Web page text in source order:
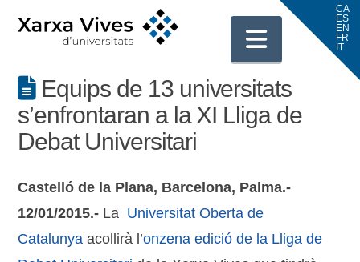
Equips de 13 universitats
s’enfrontaran a la XI Lliga de
Debat Universitari
Castelló de la Plana, Barcelona, Palma.-
12/01/2015.- La Universitat Oberta de
Catalunya acollirà l’onzena edició de la Lliga de